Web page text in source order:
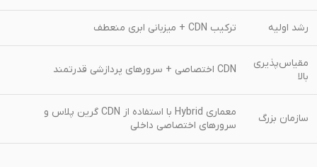
رشد اولیه ترکیب CDN + میزبانی ابری منعطف
مقیاس‌پذیری
بالا
CDN اختصاصی + سرورهای پردازشی قدرتمند
سازمان بزرگ
معماری Hybrid با استفاده از CDN گرین پلاس و
سرورهای اختصاصی داخلی